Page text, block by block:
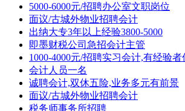
5000-6000元/招聘办公室文职岗位
面议/古城外物业招聘会计
出纳大专3年以上经验3800-5000
即墨财税公司急招会计主管
1000-4000元/招聘实习会计,有经验
会计人员一名
诚聘会计,双休五险,业务多元有前景
面议/古城外物业招聘会计
税务师事务所招聘